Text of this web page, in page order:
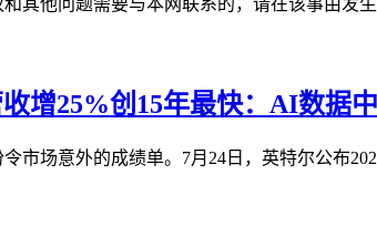
增25%创15年最快：AI数据
市场意外的成绩单。7月24日，英特尔公布